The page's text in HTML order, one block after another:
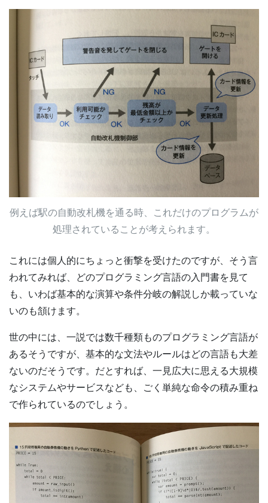
例えば駅の自動改札機を通る時、これだけのプログラムが
処理されていることが考えられます。
これには個人的にちょっと衝撃を受けたのですが、そう言
われてみれば、どのプログラミング言語の入門書を見て
も、いわば基本的な演算や条件分岐の解説しか載っていな
いのも頷けます。
世の中には、一説では数千種類ものプログラミング言語が
あるそうですが、基本的な文法やルールはどの言語も大差
ないのだそうです。だとすれば、一見広大に思える大規模
なシステムやサービスなども、ごく単純な命令の積み重ね
で作られているのでしょう。